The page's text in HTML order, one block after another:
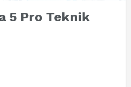
5 Pro Teknik